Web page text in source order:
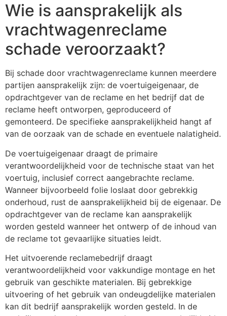
Wie is aansprakelijk als
vrachtwagenreclame
schade veroorzaakt?
Bij schade door vrachtwagenreclame kunnen meerdere
partijen aansprakelijk zijn: de voertuigeigenaar, de
opdrachtgever van de reclame en het bedrijf dat de
reclame heeft ontworpen, geproduceerd of
gemonteerd. De specifieke aansprakelijkheid hangt af
van de oorzaak van de schade en eventuele nalatigheid.
De voertuigeigenaar draagt de primaire
verantwoordelijkheid voor de technische staat van het
voertuig, inclusief correct aangebrachte reclame.
Wanneer bijvoorbeeld folie loslaat door gebrekkig
onderhoud, rust de aansprakelijkheid bij de eigenaar. De
opdrachtgever van de reclame kan aansprakelijk
worden gesteld wanneer het ontwerp of de inhoud van
de reclame tot gevaarlijke situaties leidt.
Het uitvoerende reclamebedrijf draagt
verantwoordelijkheid voor vakkundige montage en het
gebruik van geschikte materialen. Bij gebrekkige
uitvoering of het gebruik van ondeugdelijke materialen
kan dit bedrijf aansprakelijk worden gesteld. In de